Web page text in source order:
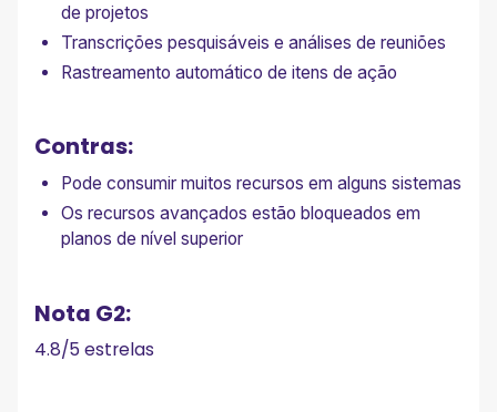
de projetos
Transcrições pesquisáveis e análises de reuniões
Rastreamento automático de itens de ação
Contras:
Pode consumir muitos recursos em alguns sistemas
Os recursos avançados estão bloqueados em
planos de nível superior
Nota G2:
4.8/5 estrelas